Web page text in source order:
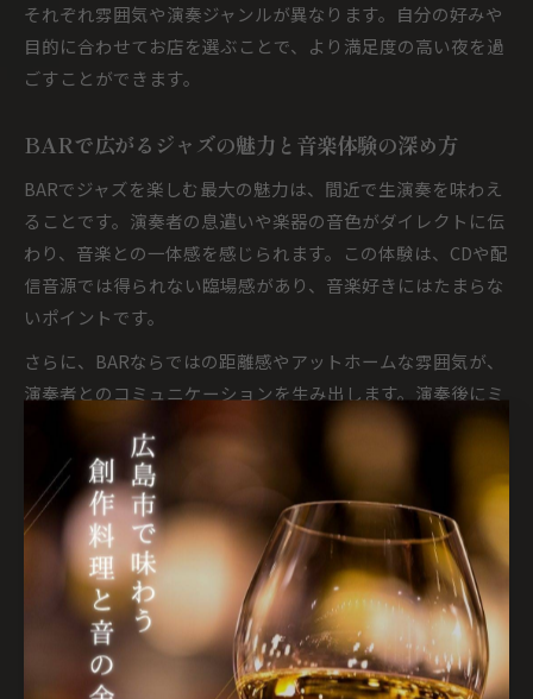
それぞれ雰囲気や演奏ジャンルが異なります。自分の好みや
目的に合わせてお店を選ぶことで、より満足度の高い夜を過
ごすことができます。
BARで広がるジャズの魅力と音楽体験の深め方
BARでジャズを楽しむ最大の魅力は、間近で生演奏を味わえ
ることです。演奏者の息遣いや楽器の音色がダイレクトに伝
わり、音楽との一体感を感じられます。この体験は、CDや配
信音源では得られない臨場感があり、音楽好きにはたまらな
いポイントです。
さらに、BARならではの距離感やアットホームな雰囲気が、
演奏者とのコミュニケーションを生み出します。演奏後にミ
ュージシャンと会話を楽しんだり、リクエストをすること
で、より深い音楽体験が可能です。初心者の方も気軽に話し
かけやすい雰囲気が整っているため、ジャズの世界に自然と
引き込まれるでしょう。
音楽体験を深めるためには、演奏スケジュールやテーマイベ
ントを活用し、定期的に訪れるのもおすすめです。季節ごと
の特別ライブや、異なるジャンルとのコラボレーション企画
など、BARごとに個性豊かなプログラムが用意されていま